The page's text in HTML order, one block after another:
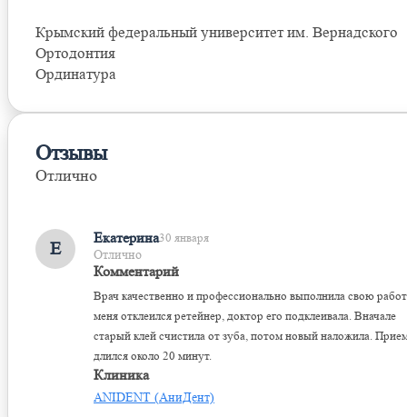
Крымский федеральный университет им. Вернадского
Ортодонтия
Ординатура
Отзывы
Отлично
Е
Екатерина30 января
Отлично
Комментарий
Врач качественно и профессионально выполнила свою
меня отклеился ретейнер, доктор его подклеивала. Вначале
старый клей счистила от зуба, потом новый наложила.
длился около 20 минут.
Клиника
ANIDENT (АниДент)